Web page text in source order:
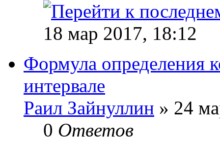
18 мар 2017, 18:12
Формула определения
интервале
Раил Зайнуллин » 24
0 Ответов